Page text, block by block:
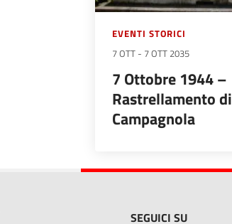
EVENTI STORICI
7 OTT - 7 OTT 2035
7 Ottobre 1944 –
Rastrellamento di
Campagnola
SEGUICI SU